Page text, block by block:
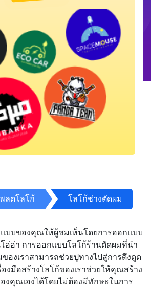
พลตโลโก้ โลโก้ช่างตัดผม
บบของคุณให้ผู้ชมเห็นโดยการออกแบบ
อ่อ่า การออกแบบโลโก้ร้านตัดผมที่นำ
องเราสามารถช่วยปูทางไปสู่การดึงดูด
งมือสร้างโลโก้ของเราช่วยให้คุณสร้าง
งคุณเองได้โดยไม่ต้องมีทักษะในการ